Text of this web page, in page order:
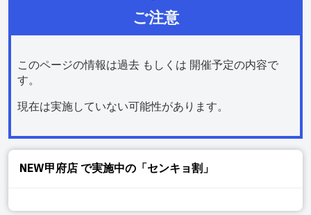
ご注意
このページの情報は過去 もしくは 開催予定の内容で
す。
現在は実施していない可能性があります。
NEW甲府店 で実施中の「センキョ割」